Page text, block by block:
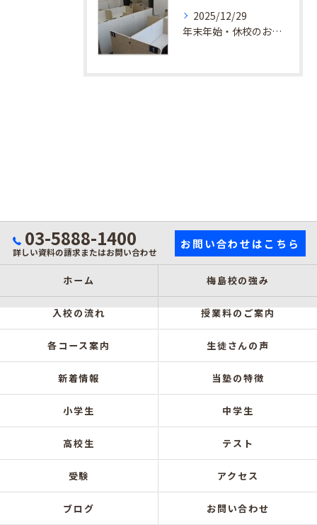
2025/12/29
年末年始・休校のお知らせ
03-5888-1400
詳しい資料の請求またはお問い合わせ
お問い合わせはこちら
ホーム 梅島校の強み
入校の流れ 授業料のご案内
各コース案内 生徒さんの声
新着情報 当塾の特徴
小学生 中学生
高校生 テスト
受験 アクセス
ブログ お問い合わせ